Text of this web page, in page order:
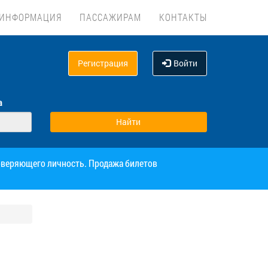
ПАССАЖИРАМ КОНТАКТЫ
Регистрация Войти
личность. Продажа билетов